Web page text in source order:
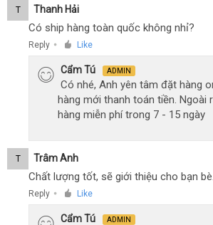
T Thanh Hải
Có ship hàng toàn quốc không nhỉ?
Reply ● Like
Cẩm Tú ADMIN
Có nhé, Anh yên tâm đặt hàng
hàng mới thanh toán tiền.
hàng miễn phí trong 7 - 15 ngày
T Trâm Anh
Chất lượng tốt, sẽ giới thiệu cho bạn bè.
Reply ● Like
Cẩm Tú ADMIN